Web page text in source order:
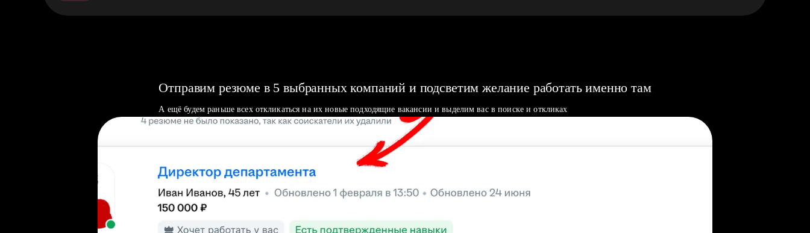
Отправим резюме в 5 выбранных компаний и подсветим желание работать именно там
А ещё будем раньше всех откликаться на их новые подходящие вакансии и выделим вас в поиске и откликах